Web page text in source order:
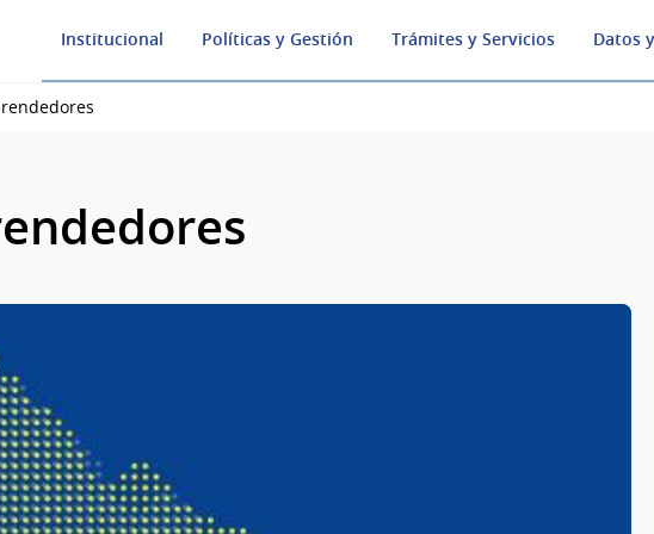
Institucional Políticas y Gestión Trámites y Servicios Datos